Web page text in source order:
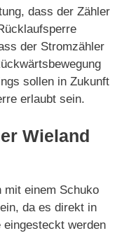
dass der Zähler
der Stromzähler
sollen in Zukunft
erlaubt sein.
Wieland
mit einem Schuko
da es direkt in
werden